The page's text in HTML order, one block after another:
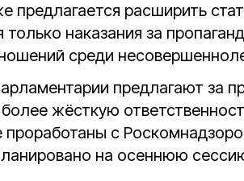
предлагается расширить
только наказания за
среди
предлагают за
жёсткую
проработаны с
на осеннюю